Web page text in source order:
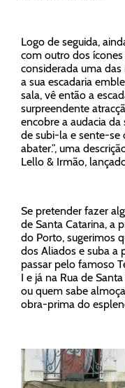
Logo de seguida,
com outro dos
considerada uma
a sua escadaria
sala, vê então a
surpreendente
encobre a audacia
de subi-la e sente-se
abater.”, uma
Lello & Irmão,
Se pretender fazer
de Santa Catarina, a
do Porto, sugerimos
dos Aliados e suba a
passar pelo famoso
I e já na Rua de
ou quem sabe
obra-prima do